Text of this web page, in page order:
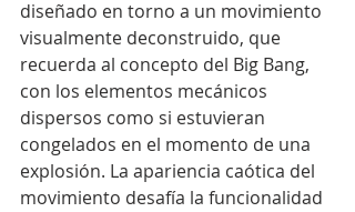
diseñado en torno a un movimiento
visualmente deconstruido, que
recuerda al concepto del Big Bang,
con los elementos mecánicos
dispersos como si estuvieran
congelados en el momento de una
explosión. La apariencia caótica del
movimiento desafía la funcionalidad